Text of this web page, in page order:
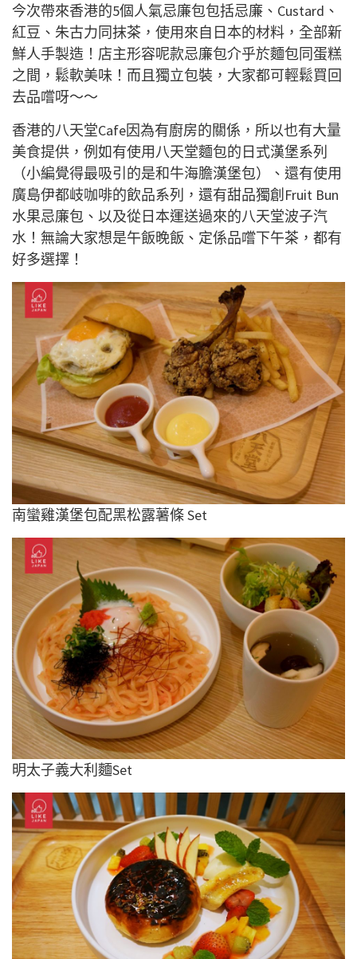
今次帶來香港的5個人氣忌廉包包括忌廉、Custard、
紅豆、朱古力同抹茶，使用來自日本的材料，全部新
鮮人手製造！店主形容呢款忌廉包介乎於麵包同蛋糕
之間，鬆軟美味！而且獨立包裝，大家都可輕鬆買回
去品嚐呀～～
香港的八天堂Cafe因為有廚房的關係，所以也有大量
美食提供，例如有使用八天堂麵包的日式漢堡系列
（小編覺得最吸引的是和牛海膽漢堡包）、還有使用
廣島伊都岐咖啡的飲品系列，還有甜品獨創Fruit Bun
水果忌廉包、以及從日本運送過來的八天堂波子汽
水！無論大家想是午飯晚飯、定係品嚐下午茶，都有
好多選擇！
南蠻雞漢堡包配黑松露薯條 Set
明太子義大利麵Set